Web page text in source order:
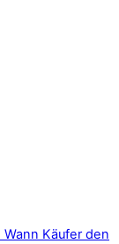
Käufer den